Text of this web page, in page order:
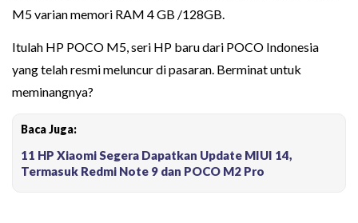
M5 varian memori RAM 4 GB /128GB.
Itulah HP POCO M5, seri HP baru dari POCO Indonesia
yang telah resmi meluncur di pasaran. Berminat untuk
meminangnya?
Baca Juga:
11 HP Xiaomi Segera Dapatkan Update MIUI 14,
Termasuk Redmi Note 9 dan POCO M2 Pro